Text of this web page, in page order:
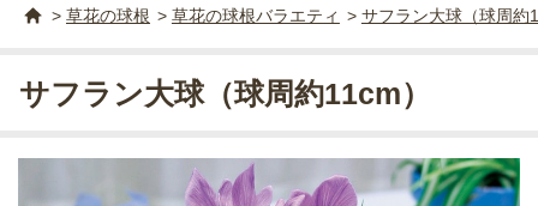
> 草花の球根 > 草花の球根バラエティ > サフラン大球（球周約
サフラン大球（球周約11cm）